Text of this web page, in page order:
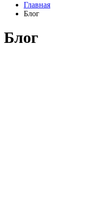
Главная
Блог
Блог